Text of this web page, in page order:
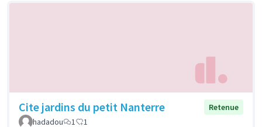
Cite jardins du petit Nanterre
Retenue
hadadou
1 1